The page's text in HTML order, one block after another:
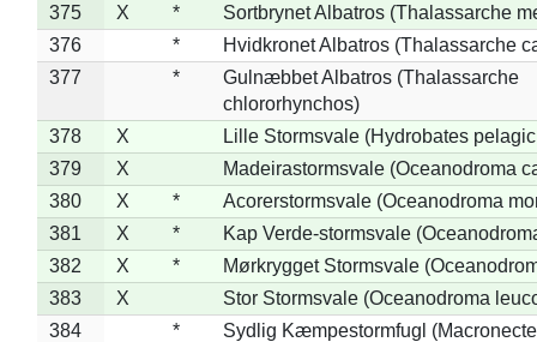
375
X *
Sortbrynet Albatros (Thalassarche
376
*
Hvidkronet Albatros (Thalassarche
377
*
Gulnæbbet Albatros (Thalassarche
chlororhynchos)
378
X
Lille Stormsvale (Hydrobates
379
X
Madeirastormsvale (Oceanodroma
380
X *
Acorerstormsvale (Oceanodroma
381
X *
Kap Verde-stormsvale
382
X *
Mørkrygget Stormsvale
383
X
Stor Stormsvale (Oceanodroma
384
*
Sydlig Kæmpestormfugl